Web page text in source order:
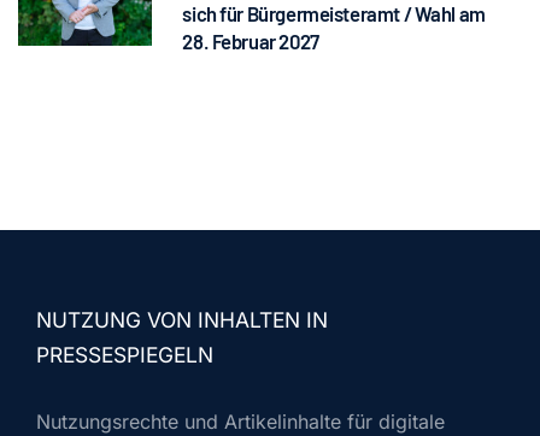
sich für Bürgermeisteramt / Wahl am
28. Februar 2027
NUTZUNG VON INHALTEN IN
PRESSESPIEGELN
Nutzungsrechte und Artikelinhalte für digitale